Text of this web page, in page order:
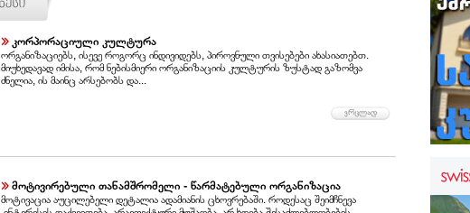
კორპორაციული კულტურა
ორგანიზაციებს, ისევე როგორც ინდივიდებს, პიროვნული თვისებები ახასიათებთ.
მიუხედავად იმისა, რომ ნებისმიერი ორგანიზაციის კულტურის ზუსტად გაზომვა
ძნელია, ის მაინც არსებობს და...
მოტივირებული თანამშრომელი - წარმატებული ორგანიზაცია
მოტივაცია აუცილებელი დეტალია ადამიანის ცხოვრებაში. როდესაც შეიმჩნევა